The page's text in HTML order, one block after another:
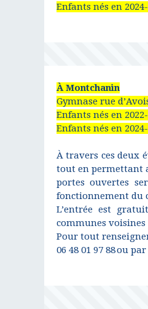
Enfants nés en
À Montchanin
Gymnase rue
Enfants nés en
Enfants nés en
À travers ces deux
tout en permettant
portes ouvertes
fonctionnement du
L’entrée est
communes
Pour tout
06 48 01 97 88 ou